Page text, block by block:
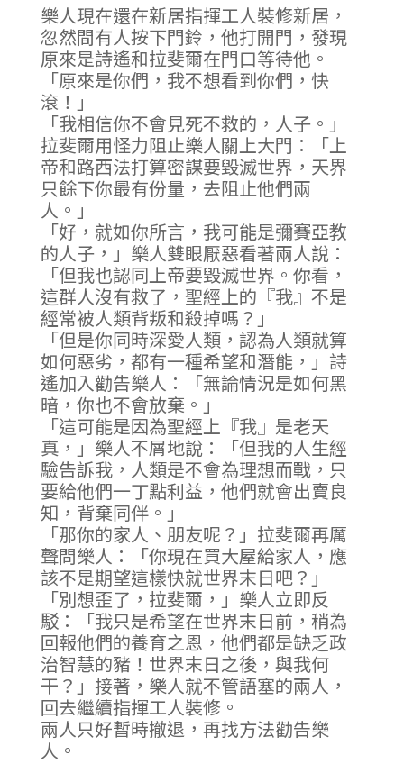
樂人現在還在新居指揮工人裝修新居，
忽然間有人按下門鈴，他打開門，發現
原來是詩遙和拉斐爾在門口等待他。
「原來是你們，我不想看到你們，快
滾！」
「我相信你不會見死不救的，人子。」
拉斐爾用怪力阻止樂人關上大門：「上
帝和路西法打算密謀要毀滅世界，天界
只餘下你最有份量，去阻止他們兩
人。」
「好，就如你所言，我可能是彌賽亞教
的人子，」樂人雙眼厭惡看著兩人說：
「但我也認同上帝要毀滅世界。你看，
這群人沒有救了，聖經上的『我』不是
經常被人類背叛和殺掉嗎？」
「但是你同時深愛人類，認為人類就算
如何惡劣，都有一種希望和潛能，」詩
遙加入勸告樂人：「無論情況是如何黑
暗，你也不會放棄。」
「這可能是因為聖經上『我』是老天
真，」樂人不屑地說：「但我的人生經
驗告訴我，人類是不會為理想而戰，只
要給他們一丁點利益，他們就會出賣良
知，背棄同伴。」
「那你的家人、朋友呢？」拉斐爾再厲
聲問樂人：「你現在買大屋給家人，應
該不是期望這樣快就世界末日吧？」
「別想歪了，拉斐爾，」樂人立即反
駁：「我只是希望在世界末日前，稍為
回報他們的養育之恩，他們都是缺乏政
治智慧的豬！世界末日之後，與我何
干？」接著，樂人就不管語塞的兩人，
回去繼續指揮工人裝修。
兩人只好暫時撤退，再找方法勸告樂
人。